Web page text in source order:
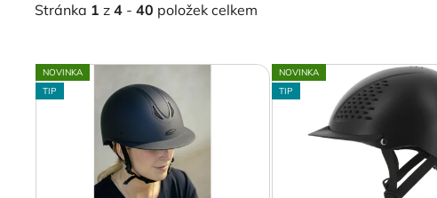
Stránka 1 z 4 - 40 položek celkem
V
ý
NOVINKA
TIP
NOVINKA
TIP